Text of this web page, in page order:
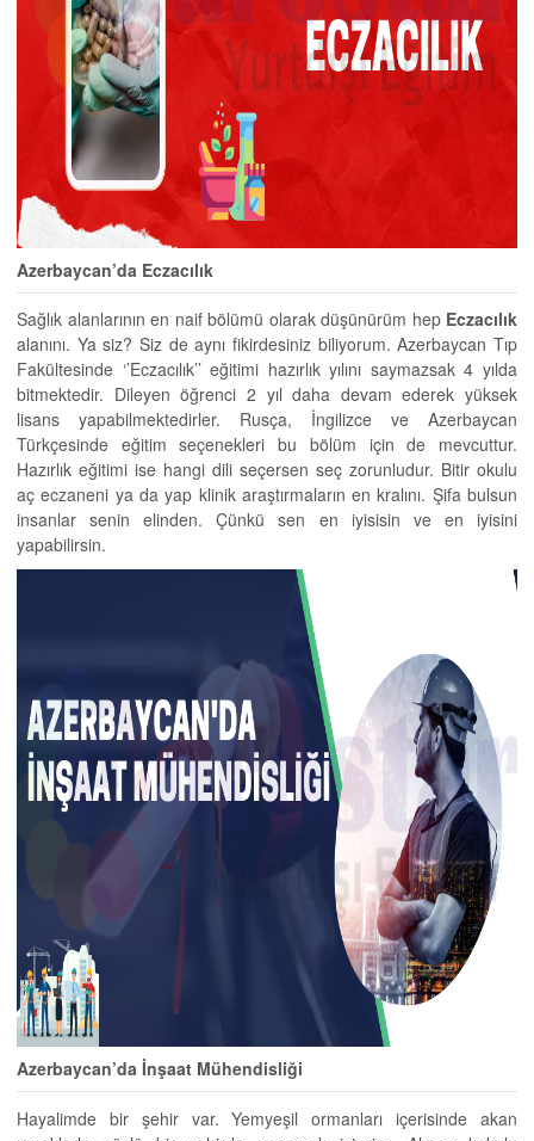
Azerbaycan’da Eczacılık
Sağlık alanlarının en naif bölümü olarak düşünürüm hep Eczacılık
alanını. Ya siz? Siz de aynı fikirdesiniz biliyorum. Azerbaycan Tıp
Fakültesinde ‘’Eczacılık’’ eğitimi hazırlık yılını saymazsak 4 yılda
bitmektedir. Dileyen öğrenci 2 yıl daha devam ederek yüksek
lisans yapabilmektedirler. Rusça, İngilizce ve Azerbaycan
Türkçesinde eğitim seçenekleri bu bölüm için de mevcuttur.
Hazırlık eğitimi ise hangi dili seçersen seç zorunludur. Bitir okulu
aç eczaneni ya da yap klinik araştırmaların en kralını. Şifa bulsun
insanlar senin elinden. Çünkü sen en iyisisin ve en iyisini
yapabilirsin.
Azerbaycan’da İnşaat Mühendisliği
Hayalimde bir şehir var. Yemyeşil ormanları içerisinde akan